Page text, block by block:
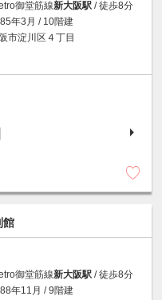
御堂筋線新大阪駅 / 徒歩8分
年3月 / 10階建
市淀川区４丁目
館
御堂筋線新大阪駅 / 徒歩8分
年11月 / 9階建